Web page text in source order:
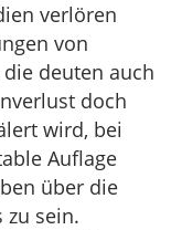
verlören
von
deuten auch
doch
wird, bei
Auflage
über die
zu sein.